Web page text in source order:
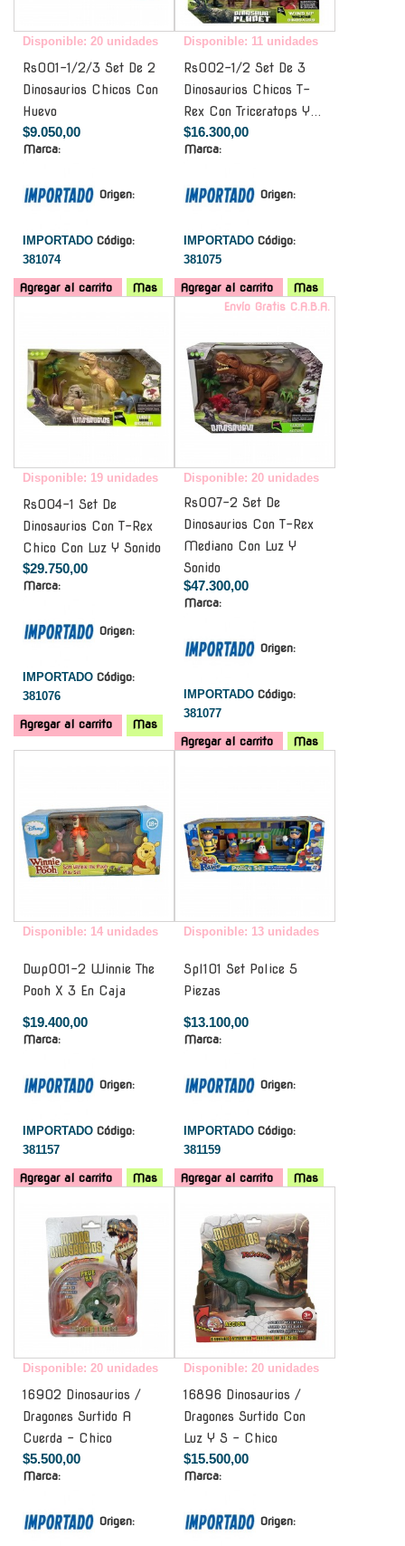
Disponible: 20 unidades
Rs001-1/2/3 Set De 2
Dinosaurios Chicos Con
Huevo
$9.050,00
Marca:
Origen:
IMPORTADO Código:
381074
Agregar al carrito Mas
Disponible: 11 unidades
Rs002-1/2 Set De 3
Dinosaurios Chicos T-
Rex Con Triceratops Y...
$16.300,00
Marca:
Origen:
IMPORTADO Código:
381075
Agregar al carrito
Mas
Disponible: 19 unidades
Rs004-1 Set De
Dinosaurios Con T-Rex
Chico Con Luz Y Sonido
$29.750,00
Marca:
Origen:
IMPORTADO Código:
381076
Agregar al carrito Mas
Envío Gratis C.A.B.A.
Disponible: 20 unidades
Rs007-2 Set De
Dinosaurios Con T-Rex
Mediano Con Luz Y
Sonido
$47.300,00
Marca:
Origen:
IMPORTADO Código:
381077
Agregar al carrito
Mas
Disponible: 14 unidades
Dwp001-2 Winnie The
Pooh X 3 En Caja
$19.400,00
Marca:
Origen:
IMPORTADO Código:
381157
Agregar al carrito Mas
Disponible: 13 unidades
Spl101 Set Police 5
Piezas
$13.100,00
Marca:
Origen:
IMPORTADO Código:
381159
Agregar al carrito
Mas
Disponible: 20 unidades
16902 Dinosaurios /
Dragones Surtido A
Cuerda - Chico
$5.500,00
Marca:
Origen:
Disponible: 20 unidades
16896 Dinosaurios /
Dragones Surtido Con
Luz Y S - Chico
$15.500,00
Marca:
Origen: